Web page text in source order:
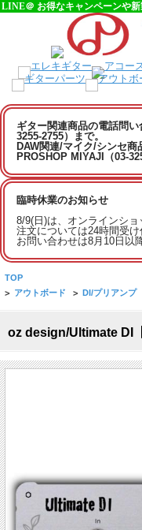
LINE＠ お得なキャンペーンや
ギター関連商品の電話問
3255-2755）まで。
DAW関連/マイク/シンセ
PROSHOP MIYAJI（03-
臨時休業のお知らせ
8/9(日)は、オンラインショ
注文については24時間受
お問い合わせは8月10日以
TOP
> アウトボード > DI/プリアンプ
oz design/Ultimate DI